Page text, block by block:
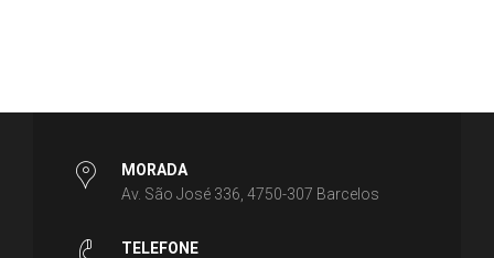
MORADA
Av. São José 336, 4750-307 Barcelos
TELEFONE